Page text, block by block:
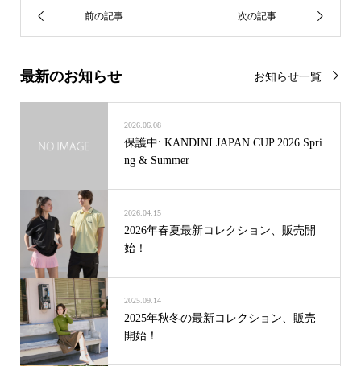
最新のお知らせ お知らせ一覧
2026.06.08
保護中: KANDINI JAPAN CUP 2026 Spri
ng & Summer
2026.04.15
2026年春夏最新コレクション、販売開
始！
2025.09.14
2025年秋冬の最新コレクション、販売
開始！